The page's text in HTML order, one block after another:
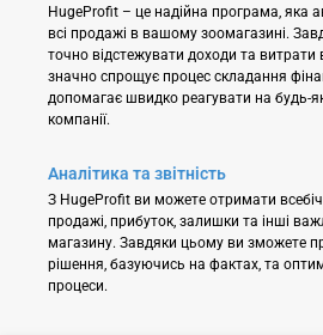
HugeProfit – це надійна програма, яка
всі продажі в вашому зоомагазині.
точно відстежувати доходи та витрати
значно спрощує процес складання
допомагає швидко реагувати на будь-
компанії.
Аналітика та звітність
З HugeProfit ви можете отримати
продажі, прибуток, залишки та інші
магазину. Завдяки цьому ви зможете
рішення, базуючись на фактах, та
процеси.